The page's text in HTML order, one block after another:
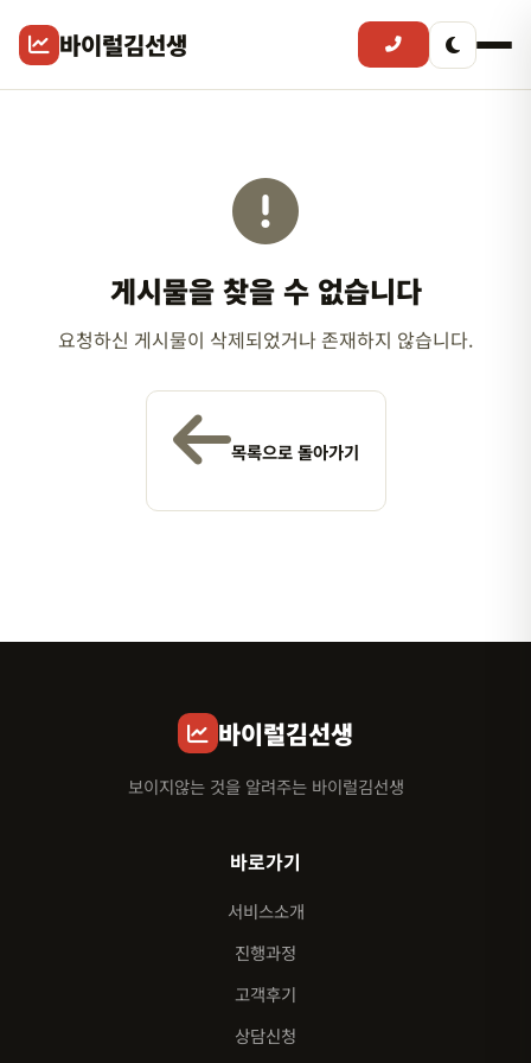
바이럴김선생
게시물을 찾을 수 없습니다
요청하신 게시물이 삭제되었거나 존재하지 않습니다.
목록으로 돌아가기
바이럴김선생
보이지않는 것을 알려주는 바이럴김선생
바로가기
서비스소개
진행과정
고객후기
상담신청